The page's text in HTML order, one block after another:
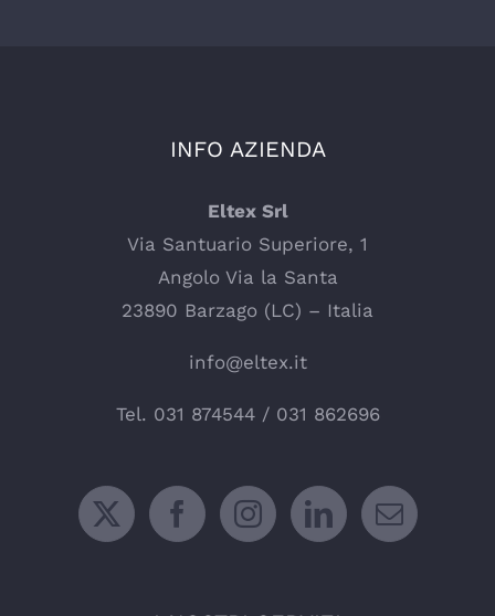
INFO AZIENDA
Eltex Srl
Via Santuario Superiore, 1
Angolo Via la Santa
23890 Barzago (LC) – Italia
info@eltex.it
Tel. 031 874544/ 031 862696